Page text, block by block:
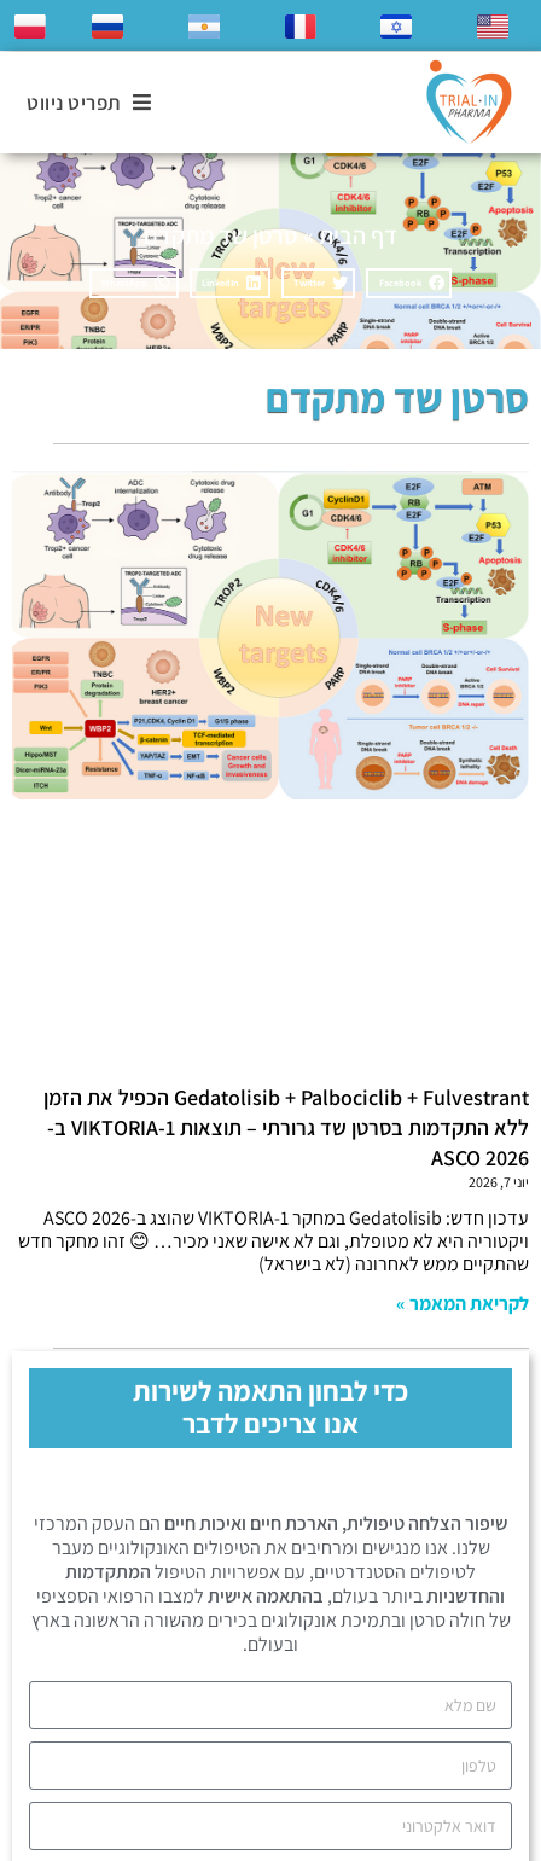
תפריט ניווט
דף הבית»סרטן שד מתקדם
Facebook
Twitter
LinkedIn
סרטן שד מתקדם
Gedatolisib + Palbociclib + Fulvestrant הכפיל את הזמן
ללא התקדמות בסרטן שד גרורתי – תוצאות VIKTORIA-1 ב-
ASCO 2026
יוני 7, 2026
עדכון חדש: Gedatolisib במחקר VIKTORIA-1 שהוצג ב-ASCO 2026
ויקטוריה היא לא מטופלת, וגם לא אישה שאני מכיר… 😊 זהו מחקר חדש
שהתקיים ממש לאחרונה (לא בישראל)
לקריאת המאמר »
כדי לבחון התאמה לשירות
אנו צריכים לדבר
שיפור הצלחה טיפולית, הארכת חיים ואיכות חיים הם העסק המרכזי
שלנו. אנו מנגישים ומרחיבים את הטיפולים האונקולוגיים מעבר
לטיפולים הסטנדרטיים, עם אפשרויות הטיפולהמתקדמות
והחדשניותביותר בעולם, בהתאמה אישיתלמצבו הרפואי הספציפי
של חולה סרטן ובתמיכת אונקולוגים בכירים מהשורה הראשונה בארץ
ובעולם.